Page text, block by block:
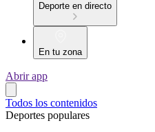
Deporte en directo
En tu zona
Abrir app
Todos los contenidos
Deportes populares